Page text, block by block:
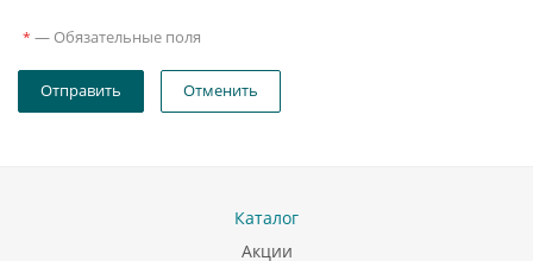
* — Обязательные поля
Отправить Отменить
Каталог
Акции